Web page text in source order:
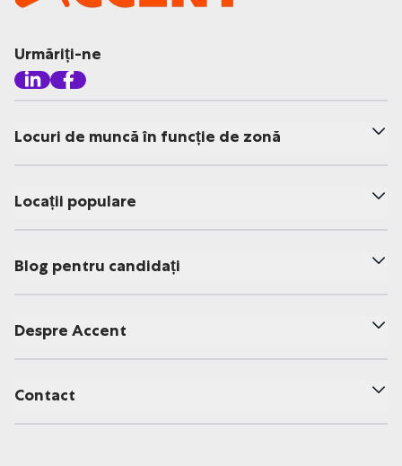
Urmăriți-ne
Locuri de muncă în funcție de zonă
Locații populare
Blog pentru candidați
Despre Accent
Contact